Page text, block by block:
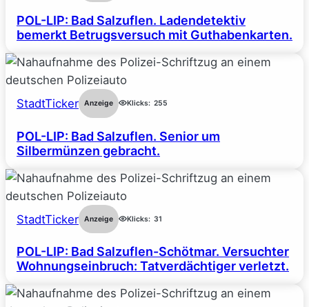
POL-LIP: Bad Salzuflen. Ladendetektiv
bemerkt Betrugsversuch mit Guthabenkarten.
StadtTicker Anzeige Klicks: 255
POL-LIP: Bad Salzuflen. Senior um
Silbermünzen gebracht.
StadtTicker Anzeige Klicks: 31
POL-LIP: Bad Salzuflen-Schötmar. Versuchter
Wohnungseinbruch: Tatverdächtiger verletzt.